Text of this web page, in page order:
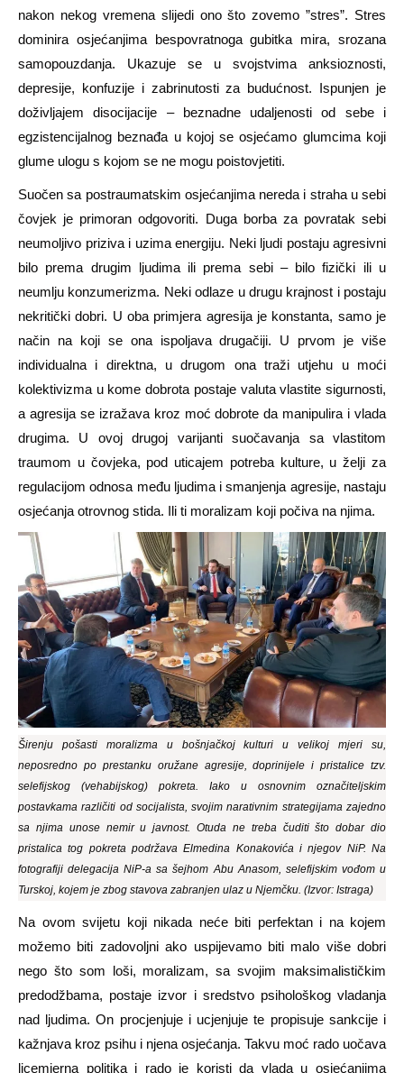
nakon nekog vremena slijedi ono što zovemo ”stres”. Stres
dominira osjećanjima bespovratnoga gubitka mira, srozana
samopouzdanja. Ukazuje se u svojstvima anksioznosti,
depresije, konfuzije i zabrinutosti za budućnost. Ispunjen je
doživljajem disocijacije – beznadne udaljenosti od sebe i
egzistencijalnog beznađa u kojoj se osjećamo glumcima koji
glume ulogu s kojom se ne mogu poistovjetiti.
Suočen sa postraumatskim osjećanjima nereda i straha u sebi
čovjek je primoran odgovoriti. Duga borba za povratak sebi
neumoljivo priziva i uzima energiju. Neki ljudi postaju agresivni
bilo prema drugim ljudima ili prema sebi – bilo fizički ili u
neumlju konzumerizma. Neki odlaze u drugu krajnost i postaju
nekritički dobri. U oba primjera agresija je konstanta, samo je
način na koji se ona ispoljava drugačiji. U prvom je više
individualna i direktna, u drugom ona traži utjehu u moći
kolektivizma u kome dobrota postaje valuta vlastite sigurnosti,
a agresija se izražava kroz moć dobrote da manipulira i vlada
drugima. U ovoj drugoj varijanti suočavanja sa vlastitom
traumom u čovjeka, pod uticajem potreba kulture, u želji za
regulacijom odnosa među ljudima i smanjenja agresije, nastaju
osjećanja otrovnog stida. Ili ti moralizam koji počiva na njima.
Širenju pošasti moralizma u bošnjačkoj kulturi u velikoj mjeri su,
neposredno po prestanku oružane agresije, doprinijele i pristalice tzv.
selefijskog (vehabijskog) pokreta. Iako u osnovnim označiteljskim
postavkama različiti od socijalista, svojim narativnim strategijama zajedno
sa njima unose nemir u javnost. Otuda ne treba čuditi što dobar dio
pristalica tog pokreta podržava Elmedina Konakovića i njegov NiP. Na
fotografiji delegacija NiP-a sa šejhom Abu Anasom, selefijskim vođom u
Turskoj, kojem je zbog stavova zabranjen ulaz u Njemčku. (Izvor: Istraga)
Na ovom svijetu koji nikada neće biti perfektan i na kojem
možemo biti zadovoljni ako uspijevamo biti malo više dobri
nego što som loši, moralizam, sa svojim maksimalističkim
predodžbama, postaje izvor i sredstvo psihološkog vladanja
nad ljudima.On procjenjuje i ucjenjuje te propisuje sankcije i
kažnjava kroz psihu i njena osjećanja. Takvu moć rado uočava
licemjerna politika i rado je koristi da vlada u osjećanjima